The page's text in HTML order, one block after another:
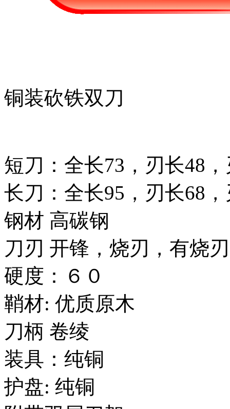
铜装砍铁双刀
短刀：全长73，刃长48
长刀：全长95，刃长68
钢材 高碳钢
刀刃 开锋，烧刃，有烧
硬度：６０
鞘材: 优质原木
刀柄 卷绫
装具：纯铜
护盘: 纯铜